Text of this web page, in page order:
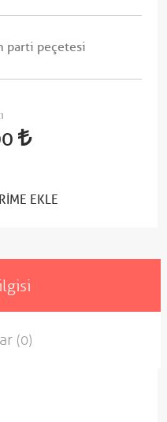
parti peçetesi
EKLE
(0)